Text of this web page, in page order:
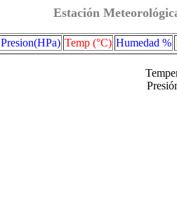
Estación
Presion(HPa) Temp (°C) Humedad %